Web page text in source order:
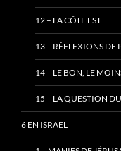
12 – LA CÔTE EST
13 – RÉFLEXIONS DE
14 – LE BON, LE
15 – LA QUESTION
6 EN ISRAËL